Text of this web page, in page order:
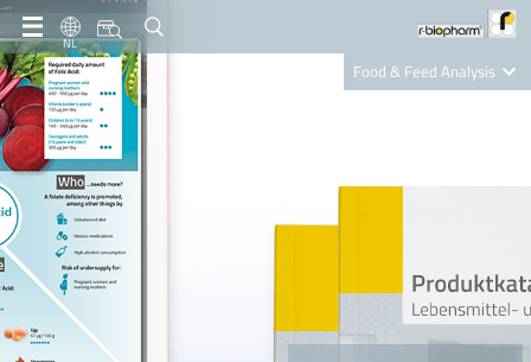
NL
Food & Feed Analysis
Nutrition Care